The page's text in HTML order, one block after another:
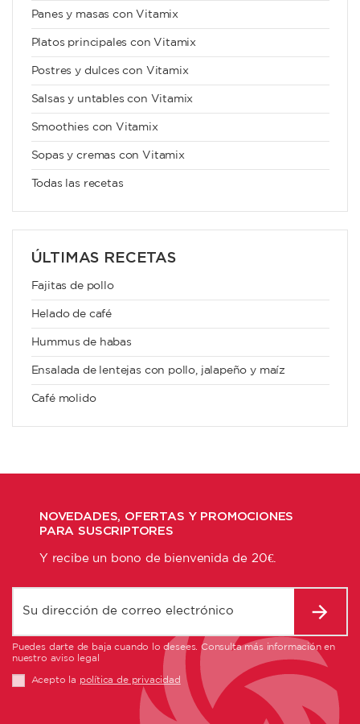
Panes y masas con Vitamix
Platos principales con Vitamix
Postres y dulces con Vitamix
Salsas y untables con Vitamix
Smoothies con Vitamix
Sopas y cremas con Vitamix
Todas las recetas
ÚLTIMAS RECETAS
Fajitas de pollo
Helado de café
Hummus de habas
Ensalada de lentejas con pollo, jalapeño y maíz
Café molido
NOVEDADES, OFERTAS Y PROMOCIONES
PARA SUSCRIPTORES
Y recibe un bono de bienvenida de 20€.
Puedes darte de baja cuando lo desees. Consulta más información en
nuestro aviso legal
Acepto la política de privacidad